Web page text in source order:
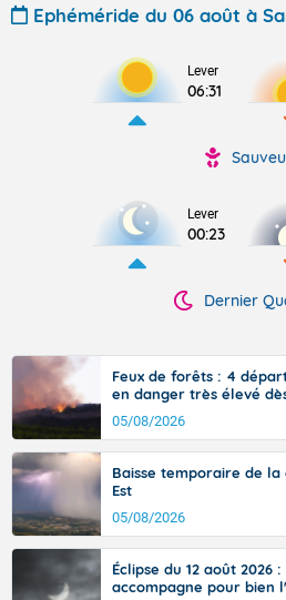
Ephéméride du 06 août à
Lever
06:31
Lever
00:23
Dernier
Feux de forêts : 4
en danger très élevé
05/08/2026
Baisse temporaire de
Est
05/08/2026
Éclipse du 12 août 2026
accompagne pour bien